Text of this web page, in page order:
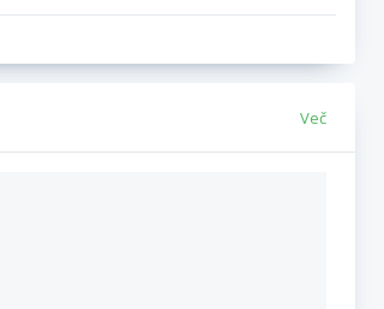
Več